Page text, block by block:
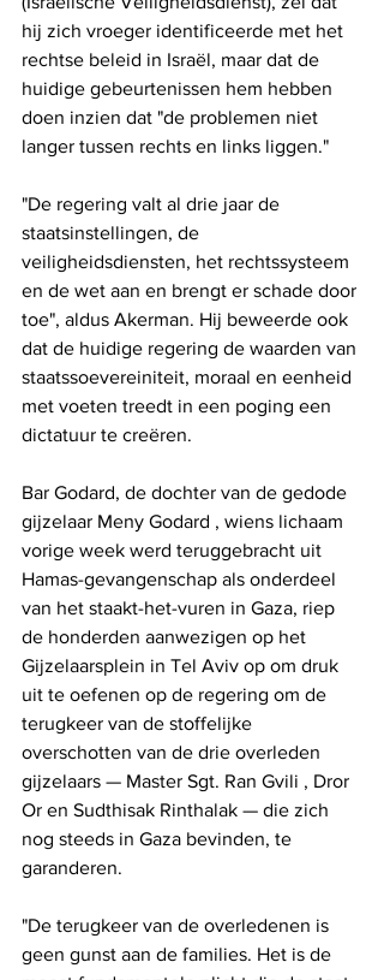
hij zich vroeger identificeerde met het
rechtse beleid in Israël, maar dat de
huidige gebeurtenissen hem hebben
doen inzien dat "de problemen niet
langer tussen rechts en links liggen."
"De regering valt al drie jaar de
staatsinstellingen, de
veiligheidsdiensten, het rechtssysteem
en de wet aan en brengt er schade door
toe", aldus Akerman. Hij beweerde ook
dat de huidige regering de waarden van
staatssoevereiniteit, moraal en eenheid
met voeten treedt in een poging een
dictatuur te creëren.
Bar Godard, de dochter van de gedode
gijzelaar Meny Godard , wiens lichaam
vorige week werd teruggebracht uit
Hamas-gevangenschap als onderdeel
van het staakt-het-vuren in Gaza, riep
de honderden aanwezigen op het
Gijzelaarsplein in Tel Aviv op om druk
uit te oefenen op de regering om de
terugkeer van de stoffelijke
overschotten van de drie overleden
gijzelaars — Master Sgt. Ran Gvili , Dror
Or en Sudthisak Rinthalak — die zich
nog steeds in Gaza bevinden, te
garanderen.
"De terugkeer van de overledenen is
geen gunst aan de families. Het is de